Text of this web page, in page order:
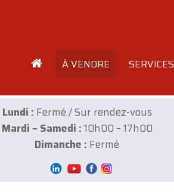
À VENDRE SERVICES
Lundi : Fermé / Sur rendez-vous
Mardi – Samedi :10h00 – 17h00
Dimanche : Fermé